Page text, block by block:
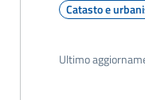
Catasto e
Ultimo